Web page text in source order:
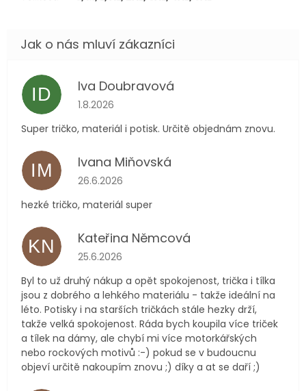
ID Iva Doubravová
Hodnocení obchodu je 5 z 5 hvězdiček.
1.8.2026
Super tričko, materiál i potisk. Určitě objednám znovu.
IM Ivana Miňovská
Hodnocení obchodu je 5 z 5 hvězdiček.
26.6.2026
hezké tričko, materiál super
KN Kateřina Němcová
Hodnocení obchodu je 5 z 5 hvězdiček.
25.6.2026
Byl to už druhý nákup a opět spokojenost, trička i tílka
jsou z dobrého a lehkého materiálu - takže ideální na
léto. Potisky i na starších tričkách stále hezky drží,
takže velká spokojenost. Ráda bych koupila více triček
a tílek na dámy, ale chybí mi více motorkářských
nebo rockových motivů :-) pokud se v budoucnu
objeví určitě nakoupím znovu ;) díky a at se daří ;)